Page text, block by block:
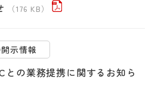
（176 KB）
示情報
の業務提携に関するお知ら